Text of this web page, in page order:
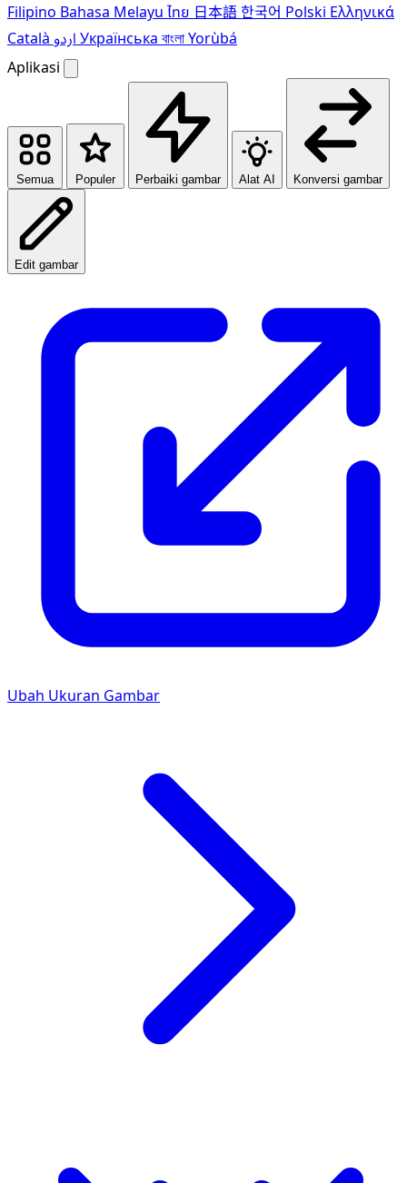
Filipino Bahasa Melayu ไทย 日本語한국어 Polski Ελληνικά
Català
Українська বাংলাYorùbá
Aplikasi
Semua Populer Perbaiki gambar Alat AI Konversi gambar
Edit gambar
Ubah Ukuran Gambar